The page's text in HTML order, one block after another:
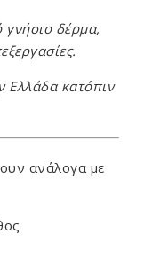
γνήσιο δέρμα,
Ελλάδα κατόπιν
ανάλογα με